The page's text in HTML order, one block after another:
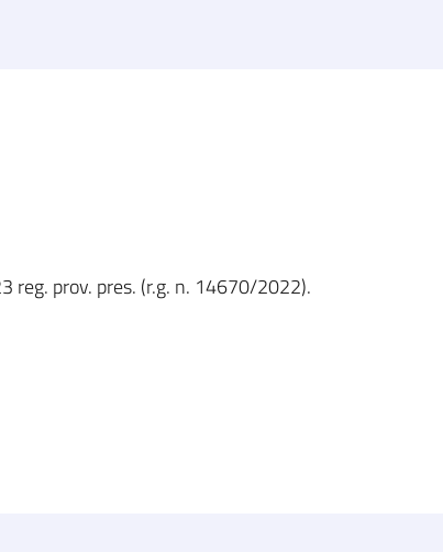
reg. prov. pres. (r.g. n. 14670/2022).